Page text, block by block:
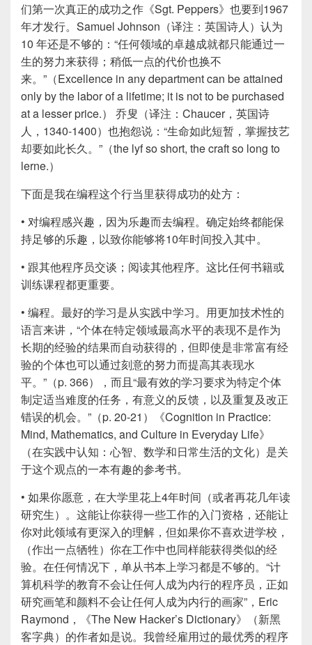
们第一次真正的成功之作《Sgt. Peppers》也要到1967
年才发行。Samuel Johnson（译注：英国诗人）认为
10 年还是不够的：“任何领域的卓越成就都只能通过一
生的努力来获得；稍低一点的代价也换不
来。”（Excellence in any department can be attained
only by the labor of a lifetime; it is not to be purchased
at a lesser price.） 乔叟（译注：Chaucer，英国诗
人，1340-1400）也抱怨说：“生命如此短暂，掌握技艺
却要如此长久。”（the lyf so short, the craft so long to
lerne.）
下面是我在编程这个行当里获得成功的处方：
• 对编程感兴趣，因为乐趣而去编程。确定始终都能保
持足够的乐趣，以致你能够将10年时间投入其中。
• 跟其他程序员交谈；阅读其他程序。这比任何书籍或
训练课程都更重要。
• 编程。最好的学习是从实践中学习。用更加技术性的
语言来讲，“个体在特定领域最高水平的表现不是作为
长期的经验的结果而自动获得的，但即使是非常富有经
验的个体也可以通过刻意的努力而提高其表现水
平。”（p. 366），而且“最有效的学习要求为特定个体
制定适当难度的任务，有意义的反馈，以及重复及改正
错误的机会。”（p. 20-21）《Cognition in Practice:
Mind, Mathematics, and Culture in Everyday Life》
（在实践中认知：心智、数学和日常生活的文化）是关
于这个观点的一本有趣的参考书。
• 如果你愿意，在大学里花上4年时间（或者再花几年读
研究生）。这能让你获得一些工作的入门资格，还能让
你对此领域有更深入的理解，但如果你不喜欢进学校，
（作出一点牺牲）你在工作中也同样能获得类似的经
验。在任何情况下，单从书本上学习都是不够的。“计
算机科学的教育不会让任何人成为内行的程序员，正如
研究画笔和颜料不会让任何人成为内行的画家”，Eric
Raymond，《The New Hacker’s Dictionary》（新黑
客字典）的作者如是说。我曾经雇用过的最优秀的程序